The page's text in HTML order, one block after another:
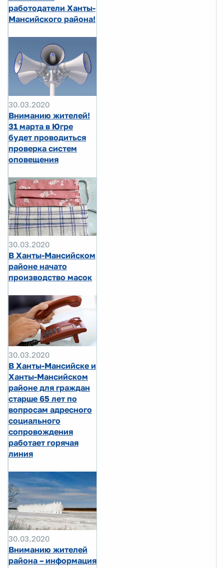
работодатели Ханты-
Мансийского района!
30.03.2020
Вниманию жителей!
31 марта в Югре
будет проводиться
проверка систем
оповещения
30.03.2020
В Ханты-Мансийском
районе начато
производство масок
30.03.2020
В Ханты-Мансийске и
Ханты-Мансийском
районе для граждан
старше 65 лет по
вопросам адресного
социального
сопровождения
работает горячая
линия
30.03.2020
Вниманию жителей
района – информация